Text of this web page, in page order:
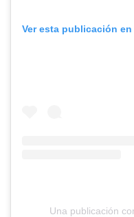
Ver esta publicación
Una publicación